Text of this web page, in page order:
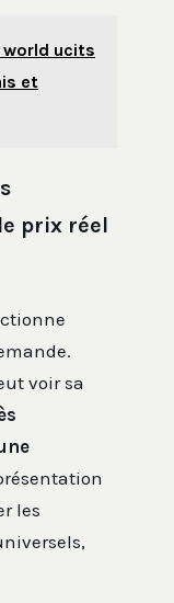
ucits
et
prix réel
voir sa
les